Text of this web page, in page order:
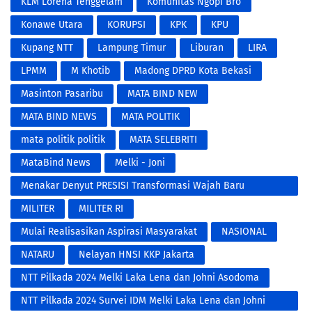
Konawe Utara
KORUPSI KPK
KPU
Kupang NTT
Lampung Timur Liburan
LIRA
LPMM
M Khotib
Madong DPRD Kota Bekasi
Masinton Pasaribu
MATA BIND NEW
MATA BIND NEWS
MATA POLITIK
mata politik politik
MATA SELEBRITI
MataBind News
Melki - Joni
​Menakar Denyut PRESISI Transformasi Wajah Baru
Kepolisian di Era Digital
MILITER
MILITER RI
Mulai Realisasikan Aspirasi Masyarakat
NASIONAL
NATARU
Nelayan HNSI KKP Jakarta
NTT Pilkada 2024 Melki Laka Lena dan Johni Asodoma
NTT Pilkada 2024 Survei IDM Melki Laka Lena dan Johni